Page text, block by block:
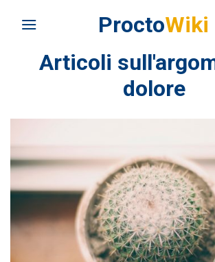
ProctoWiki
Articoli
dolore